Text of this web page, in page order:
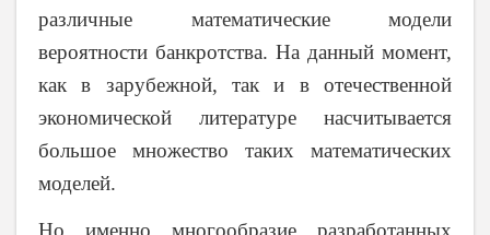
различные математические модели
вероятности банкротства. На данный момент,
как в зарубежной, так и в отечественной
экономической литературе насчитывается
большое множество таких математических
моделей.